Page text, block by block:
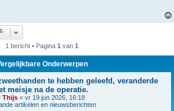
1 bericht • Pagina 1 van 1
Onderwerpen
te hebben geleefd, veranderde
meisje na de operatie.
Thijs « vr 19 jun 2026, 16:18
artikelen en nieuwsberichten